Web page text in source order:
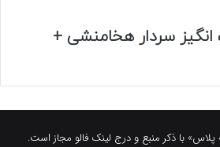
سردار هخامنشی +
پلاس» با ذکر منبع و درج لینک فالو مجاز است.